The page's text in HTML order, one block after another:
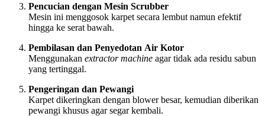
Pencucian dengan Mesin Scrubber
Mesin ini menggosok karpet secara lembut namun efektif
hingga ke serat bawah.
Pembilasan dan Penyedotan Air Kotor
Menggunakan extractor machine agar tidak ada residu sabun
yang tertinggal.
Pengeringan dan Pewangi
Karpet dikeringkan dengan blower besar, kemudian diberikan
pewangi khusus agar segar kembali.